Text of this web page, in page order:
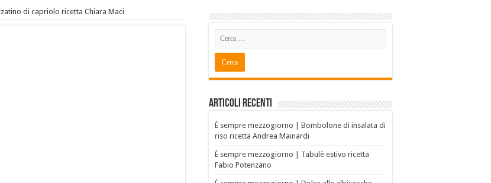
di capriolo ricetta Chiara Maci
Articoli recenti
È sempre mezzogiorno | Bombolone di insalata di
riso ricetta Andrea Mainardi
È sempre mezzogiorno | Tabulè estivo ricetta
Fabio Potenzano